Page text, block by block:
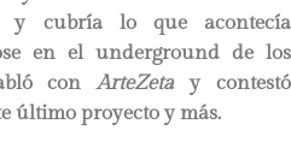
y cubría lo que acontecía
en el underground de los
conArteZetay contestó
último proyecto y más.